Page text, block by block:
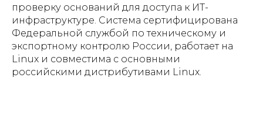
проверку оснований для доступа к ИТ-
инфраструктуре. Система сертифицирована
Федеральной службой по техническому и
экспортному контролю России, работает на
Linux и совместима с основными
российскими дистрибутивами Linux.